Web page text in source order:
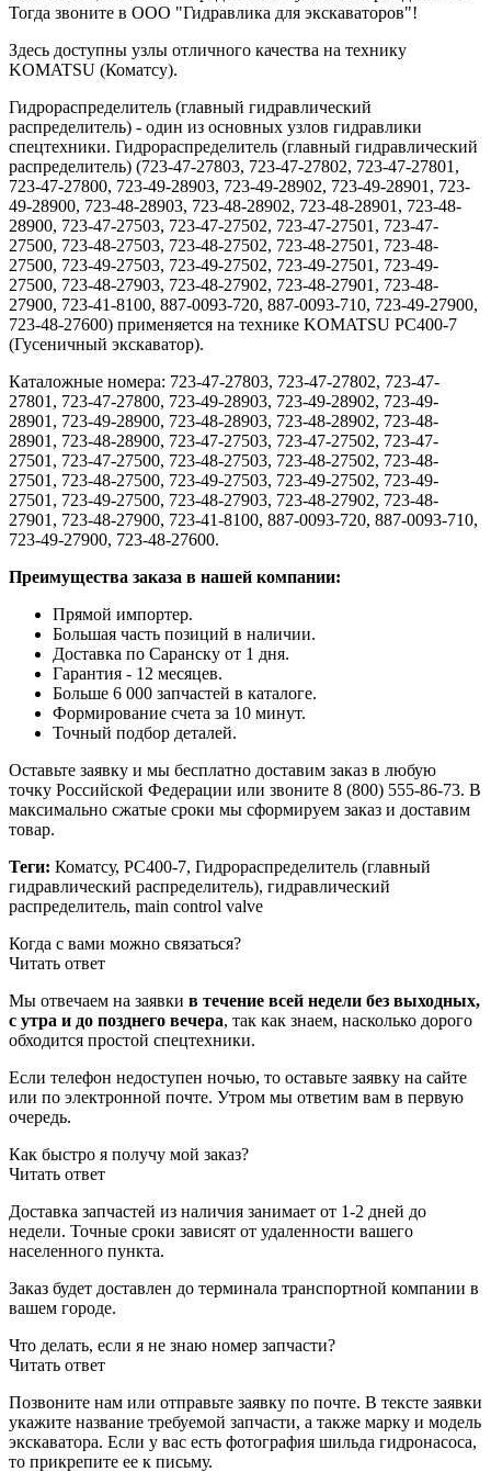
Тогда звоните в ООО "Гидравлика для экскаваторов"!
Здесь доступны узлы отличного качества на технику
KOMATSU (Коматсу).
Гидрораспределитель (главный гидравлический
распределитель) - один из основных узлов гидравлики
спецтехники. Гидрораспределитель (главный гидравлический
распределитель) (723-47-27803, 723-47-27802, 723-47-27801,
723-47-27800, 723-49-28903, 723-49-28902, 723-49-28901, 723-
49-28900, 723-48-28903, 723-48-28902, 723-48-28901, 723-48-
28900, 723-47-27503, 723-47-27502, 723-47-27501, 723-47-
27500, 723-48-27503, 723-48-27502, 723-48-27501, 723-48-
27500, 723-49-27503, 723-49-27502, 723-49-27501, 723-49-
27500, 723-48-27903, 723-48-27902, 723-48-27901, 723-48-
27900, 723-41-8100, 887-0093-720, 887-0093-710, 723-49-27900,
723-48-27600) применяется на технике KOMATSU PC400-7
(Гусеничный экскаватор).
Каталожные номера: 723-47-27803, 723-47-27802, 723-47-
27801, 723-47-27800, 723-49-28903, 723-49-28902, 723-49-
28901, 723-49-28900, 723-48-28903, 723-48-28902, 723-48-
28901, 723-48-28900, 723-47-27503, 723-47-27502, 723-47-
27501, 723-47-27500, 723-48-27503, 723-48-27502, 723-48-
27501, 723-48-27500, 723-49-27503, 723-49-27502, 723-49-
27501, 723-49-27500, 723-48-27903, 723-48-27902, 723-48-
27901, 723-48-27900, 723-41-8100, 887-0093-720, 887-0093-710,
723-49-27900, 723-48-27600.
Преимущества заказа в нашей компании:
Прямой импортер.
Большая часть позиций в наличии.
Доставка по Саранску от 1 дня.
Гарантия - 12 месяцев.
Больше 6 000 запчастей в каталоге.
Формирование счета за 10 минут.
Точный подбор деталей.
Оставьте заявку и мы бесплатно доставим заказ в любую
точку Российской Федерации или звоните 8 (800) 555-86-73. В
максимально сжатые сроки мы сформируем заказ и доставим
товар.
Теги: Коматсу, PC400-7, Гидрораспределитель (главный
гидравлический распределитель), гидравлический
распределитель, main control valve
Когда с вами можно связаться?
Читать ответ
Мы отвечаем на заявки в течение всей недели без выходных,
с утра и до позднего вечера, так как знаем, насколько дорого
обходится простой спецтехники.
Если телефон недоступен ночью, то оставьте заявку на сайте
или по электронной почте. Утром мы ответим вам в первую
очередь.
Как быстро я получу мой заказ?
Читать ответ
Доставка запчастей из наличия занимает от 1-2 дней до
недели. Точные сроки зависят от удаленности вашего
населенного пункта.
Заказ будет доставлен до терминала транспортной компании в
вашем городе.
Что делать, если я не знаю номер запчасти?
Читать ответ
Позвоните нам или отправьте заявку по почте. В тексте заявки
укажите название требуемой запчасти, а также марку и модель
экскаватора. Если у вас есть фотография шильда гидронасоса,
то прикрепите ее к письму.